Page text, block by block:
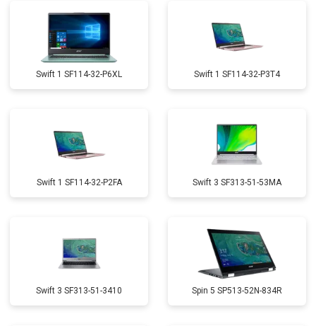
Swift 1 SF114-32-P6XL Swift 1 SF114-32-P3T4
Swift 1 SF114-32-P2FA Swift 3 SF313-51-53MA
Swift 3 SF313-51-3410 Spin 5 SP513-52N-834R